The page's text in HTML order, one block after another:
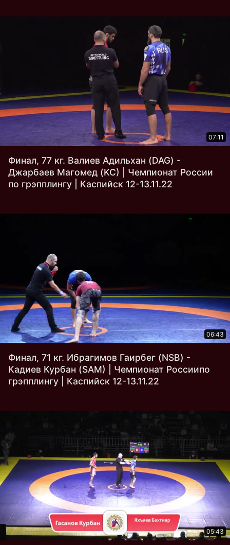
07:11
Финал, 77 кг. Валиев Адильхан (DAG) -
Джарбаев Магомед (KC) | Чемпионат России
по грэпплингу | Каспийск 12-13.11.22
06:43
Финал, 71 кг. Ибрагимов Гаирбег (NSB) -
Кадиев Курбан (SAM) | Чемпионат Россиипо
грэпплингу | Каспийск 12-13.11.22
05:43